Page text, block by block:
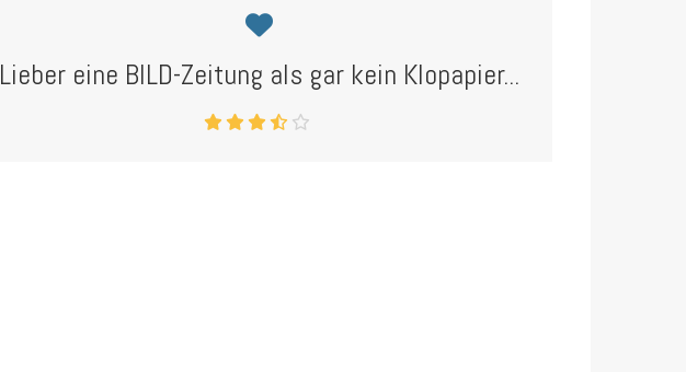
Lieber eine BILD-Zeitung als gar kein Klopapier...